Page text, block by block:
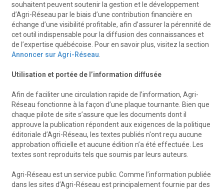
souhaitent peuvent soutenir la gestion et le développement
d’Agri-Réseau par le biais d’une contribution financière en
échange d’une visibilité profitable, afin d’assurer la pérennité de
cet outil indispensable pour la diffusion des connaissances et
de l’expertise québécoise. Pour en savoir plus, visitez la section
Annoncer sur Agri-Réseau
Utilisation et portée de l’information diffusée
Afin de faciliter une circulation rapide de l’information, Agri-
Réseau fonctionne à la façon d’une plaque tournante. Bien que
chaque pilote de site s’assure que les documents dont il
approuve la publication répondent aux exigences de la politique
éditoriale d’Agri-Réseau, les textes publiés n'ont reçu aucune
approbation officielle et aucune édition n’a été effectuée. Les
textes sont reproduits tels que soumis par leurs auteurs.
Agri-Réseau est un service public. Comme l’information publiée
dans les sites d’Agri-Réseau est principalement fournie par des